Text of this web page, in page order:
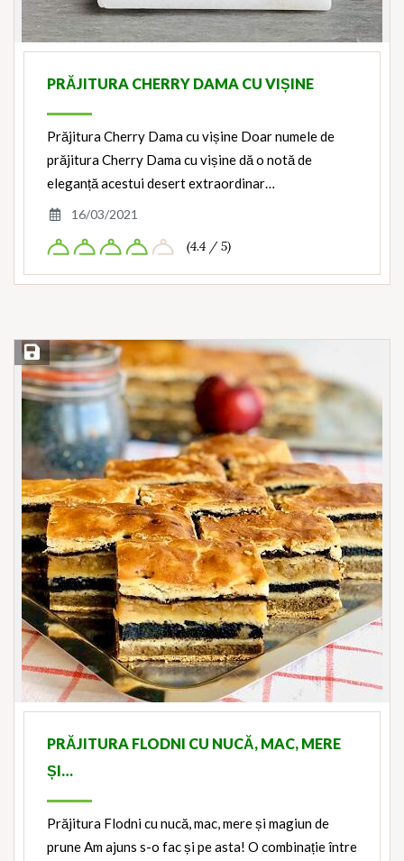
PRĂJITURA CHERRY DAMA CU VIȘINE
Prăjitura Cherry Dama cu vișine Doar numele de
prăjitura Cherry Dama cu vișine dă o notă de
eleganță acestui desert extraordinar…
16/03/2021
(4.4 / 5)
Save Recipe
PRĂJITURA FLODNI CU NUCĂ, MAC, MERE
ȘI…
Prăjitura Flodni cu nucă, mac, mere și magiun de
prune Am ajuns s-o fac și pe asta! O combinație între